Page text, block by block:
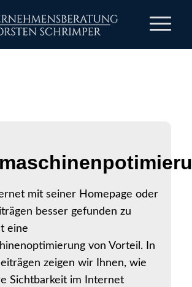
mit seiner Homepage oder
besser gefunden zu
eine
von Vorteil. In
zeigen wir Ihnen, wie
Sichtbarkeit im Internet